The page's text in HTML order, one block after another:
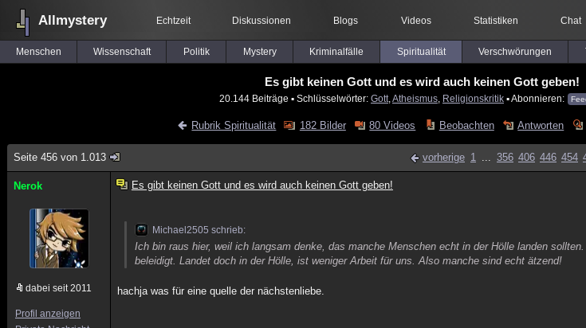
Allmystery Echtzeit Diskussionen Blogs Videos Statistiken Chat
Menschen Wissenschaft Politik Mystery Kriminalfälle Spiritualität Verschwörungen
Es gibt keinen Gott und es wird auch keinen Gott geben!
20.144 Beiträge ▪ Schlüsselwörter: Gott Atheismus Religionskritik ▪ Abonnieren:
Rubrik Spiritualität 182 Bilder 80 Videos Beobachten Antworten
Seite 456 von 1.013 vorherige 1 ... 356 406 446 454
Nerok
dabei seit 2011
Profil anzeigen
Es gibt keinen Gott und es wird auch keinen Gott geben!
Michael2505 schrieb:
Ich bin raus hier, weil ich langsam denke, das manche Menschen echt in der Hölle landen
beleidigt. Landet doch in der Hölle, ist weniger Arbeit für uns. Also manche sind echt ätzend!
hachja was für eine quelle der nächstenliebe.